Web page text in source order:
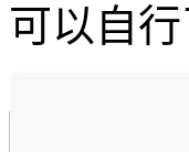
可以自行